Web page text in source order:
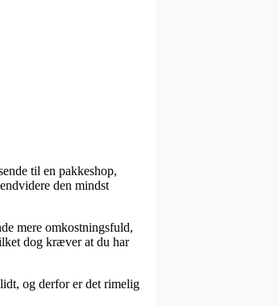
til en pakkeshop,
den mindst
mere omkostningsfuld,
dog kræver at du har
og derfor er det rimelig